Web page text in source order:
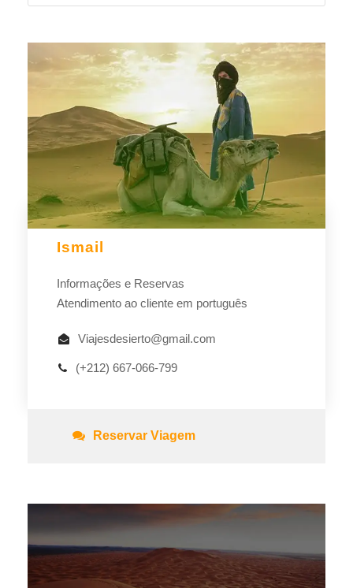
Ismail
Informações e Reservas
Atendimento ao cliente em português
Viajesdesierto@gmail.com
(+212) 667-066-799
Reservar Viagem